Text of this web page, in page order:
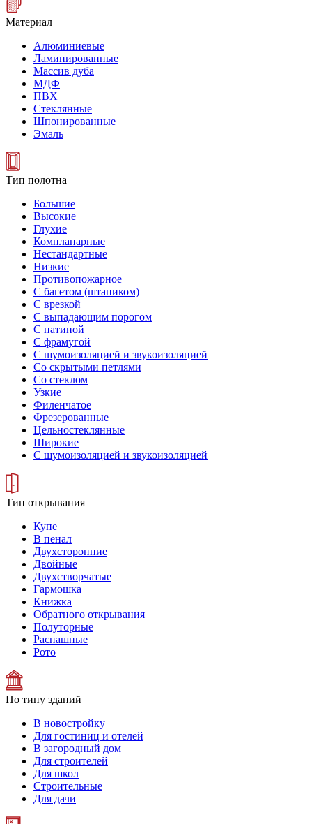
Материал
Алюминиевые
Ламинированные
Массив дуба
МДФ
ПВХ
Стеклянные
Шпонированные
Эмаль
Тип полотна
Большие
Высокие
Глухие
Компланарные
Нестандартные
Низкие
Противопожарное
С багетом (штапиком)
С врезкой
С выпадающим порогом
С патиной
С фрамугой
С шумоизоляцией и звукоизоляцией
Со скрытыми петлями
Со стеклом
Узкие
Филенчатое
Фрезерованные
Цельностеклянные
Широкие
С шумоизоляцией и звукоизоляцией
Тип открывания
Купе
В пенал
Двухсторонние
Двойные
Двухстворчатые
Гармошка
Книжка
Обратного открывания
Полуторные
Распашные
Рото
По типу зданий
В новостройку
Для гостиниц и отелей
В загородный дом
Для строителей
Для школ
Строительные
Для дачи